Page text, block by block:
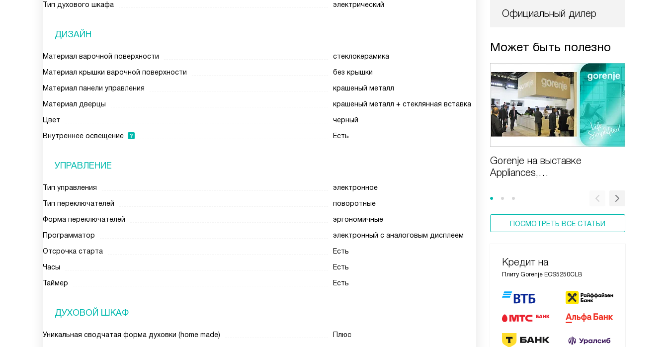
Официальный дилер
Может быть полезно
Gorenje на выставке
Appliances,
ПОСМОТРЕТЬ ВСЕ СТАТЬИ
Кредит на
Плиту Gorenje ECS5250CLB
Тип духового шкафа
электрический
ДИЗАЙН
Материал варочной поверхности
стеклокерамика
Материал крышки варочной поверхности
без крышки
Материал панели управления
крашеный металл
Материал дверцы
крашеный металл + стеклянная вставка
Цвет
черный
Внутреннее освещение
Есть
УПРАВЛЕНИЕ
Тип управления
электронное
Тип переключателей
поворотные
Форма переключателей
эргономичные
Программатор
электронный с аналоговым дисплеем
Отсрочка старта
Есть
Часы
Есть
Таймер
Есть
ДУХОВОЙ ШКАФ
Уникальная сводчатая форма духовки (home made)
Плюс